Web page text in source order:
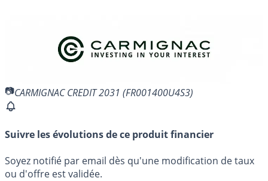
CARMIGNAC CREDIT 2031 (FR001400U4S3)
Suivre les évolutions de ce produit financier
Soyez notifié par email dès qu'une modification de taux
ou d'offre est validée.